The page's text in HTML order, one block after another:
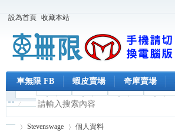
設為首頁 收藏本站
車無限 FB 蝦皮賣場 奇摩賣場
Stevenswage 個人資料